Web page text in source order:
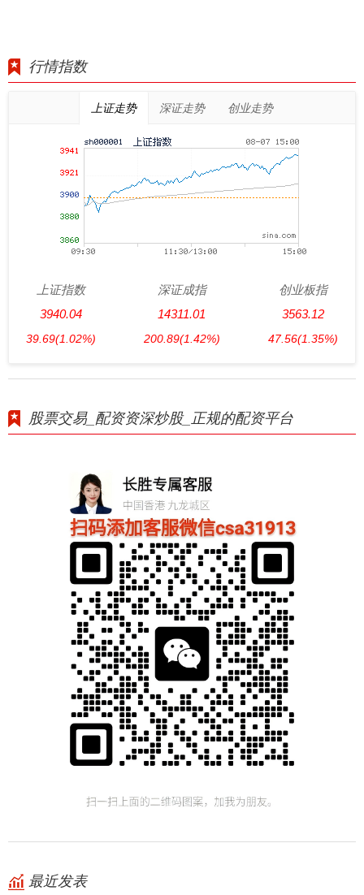
行情指数
上证走势 深证走势 创业走势
上证指数
3940.04
39.69(1.02%)
深证成指
14311.01
200.89(1.42%)
创业板指
3563.12
47.56(1.35%)
股票交易_配资资深炒股_正规的配资平台
最近发表